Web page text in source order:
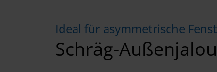
Ideal für asymmetrische
Schräg-